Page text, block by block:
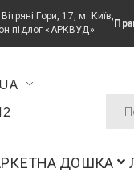
Гори, 17, м. Київ,
підлог «АРКВУД»
UA
ДОШКА